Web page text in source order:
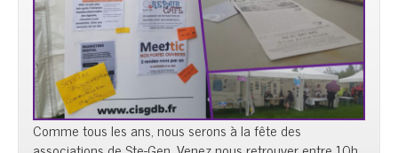
Comme tous les ans, nous serons à la fête des